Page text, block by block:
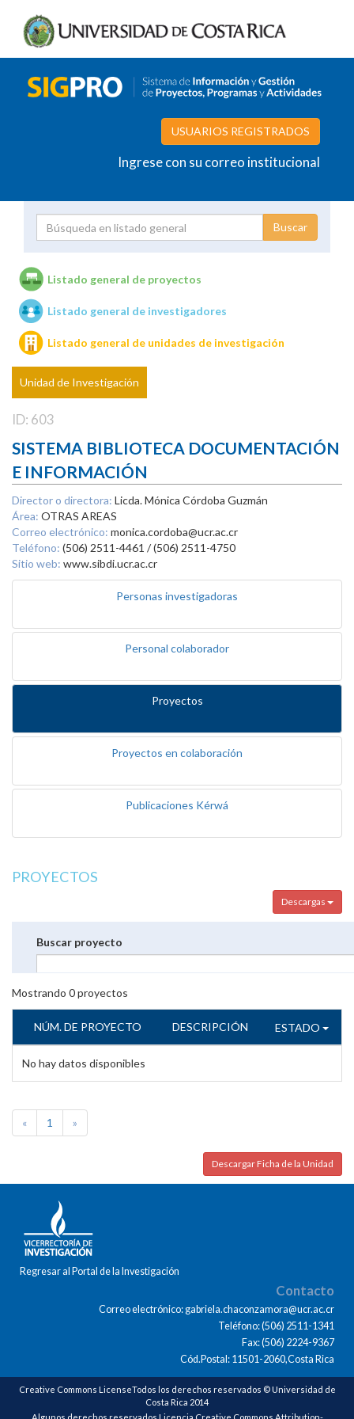
USUARIOS REGISTRADOS
Ingrese con su correo institucional
Unidades de investigación
Listado general de proyectos
Listado general de investigadores
Listado general de unidades de investigación
Unidad de Investigación
ID: 603
SISTEMA BIBLIOTECA DOCUMENTACIÓN
E INFORMACIÓN
Director o directora: Licda. Mónica Córdoba Guzmán
Área: OTRAS AREAS
Correo electrónico: monica.cordoba@ucr.ac.cr
Teléfono: (506) 2511-4461 / (506) 2511-4750
Sitio web: www.sibdi.ucr.ac.cr
Personas investigadoras
Personal colaborador
Proyectos
Proyectos en colaboración
Publicaciones Kérwá
PROYECTOS
Descargas
Buscar proyecto
Mostrando 0proyectos
NÚM. DE PROYECTO DESCRIPCIÓN ESTADO
No hay datos disponibles
« 1 »
Descargar Ficha de la Unidad
Regresar al Portal de la Investigación
Contacto
Correo electrónico: gabriela.chaconzamora@ucr.ac.cr
Teléfono: (506) 2511-1341
Fax: (506) 2224-9367
Cód.Postal: 11501-2060,Costa Rica
Creative Commons LicenseTodos los derechos reservados © Universidad de
Costa Rica 2014